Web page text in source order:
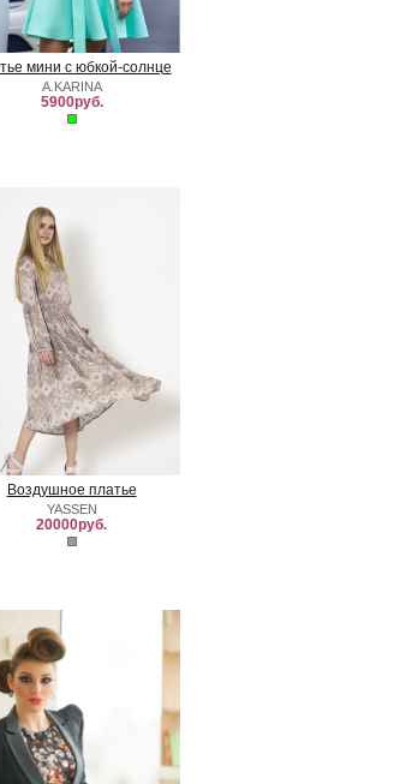
мини с юбкой-солнце
A.KARINA
5900руб.
Воздушное платье
YASSEN
20000руб.